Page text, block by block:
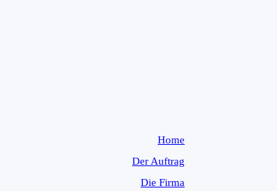
Home
Der Auftrag
Die Firma